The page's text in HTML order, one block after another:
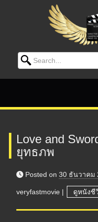
Search for:
Love and
ยุทธภพ
Posted on 30 ธันวาคม
veryfastmovie | ดูหนังชี